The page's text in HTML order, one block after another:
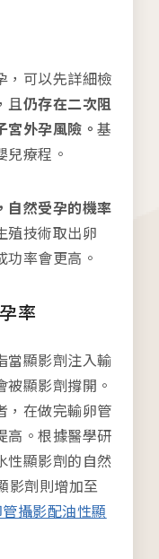
，可以先詳細檢
且仍存在二次阻
外孕風險。 基
療程。
自然受孕的機率
殖技術取出卵
率會更高。
率
當顯影劑注入輸
顯影劑撐開。
，在做完輸卵管
高。根據醫學研
性顯影劑的自然
影劑則增加至
攝影配油性顯